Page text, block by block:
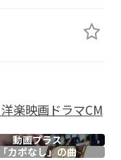
洋楽映画ドラマCM
動画プラス
「カポなし」の曲